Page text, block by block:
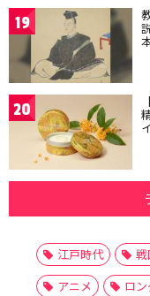
19
20
江戸時代
アニメ
ロ